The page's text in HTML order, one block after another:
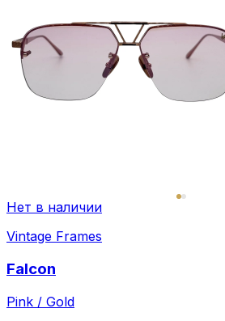
Нет в наличии
Vintage Frames
Falcon
Pink / Gold